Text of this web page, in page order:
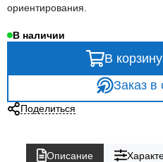
ориентирования.
В наличии
В корзину
Заказ в
Поделиться
Описание